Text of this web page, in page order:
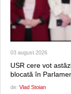
03 august 2026
USR cere vot
blocată în
de: Vlad Stoian